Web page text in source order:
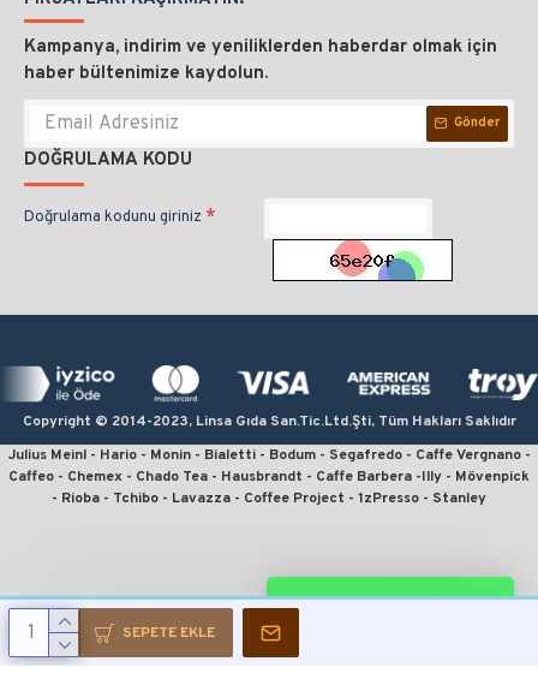
SEPETE EKLE
Kampanya, indirim ve yeniliklerden haberdar olmak için
haber bültenimize kaydolun.
Gönder
DOĞRULAMA KODU
Doğrulama kodunu giriniz
Copyright © 2014-2023, Linsa Gıda San.Tic.Ltd.Şti, Tüm Hakları Saklıdır
Julius Meinl - Hario - Monin - Bialetti - Bodum - Segafredo - Caffe Vergnano -
Caffeo - Chemex - Chado Tea - Hausbrandt - Caffe Barbera -Illy - Mövenpick
- Rioba - Tchibo - Lavazza - Coffee Project - 1zPresso - Stanley
espresso için kahve, monin kahve şurubu, linsa gıda, kahvecim, fruhstuck,
wiener melange, crema espresso, president, julius meinl president, jubilaum,
julius meinl filtre kahve, julius meinl çekirdek kahve, çekirdek kahve sipariş,
julius meinl sipariş